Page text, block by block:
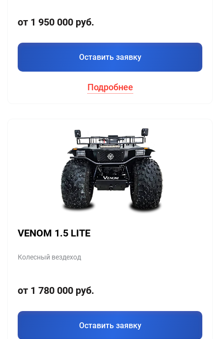
от 1 950 000 руб.
Оставить заявку
Подробнее
VENOM 1.5 LITE
Колесный вездеход
от 1 780 000 руб.
Оставить заявку